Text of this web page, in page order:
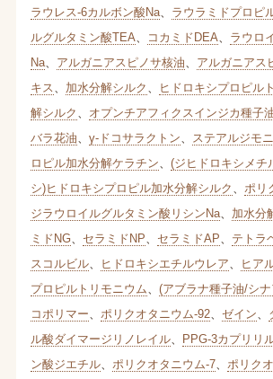
ラウレス-6カルボン酸Na、 ラウラミドプロピ
ルグルタミン酸TEA
コカミドDEA
ラウロ
Na、 アルガニアスピノサ核油
アルガニアス
キス
加水分解シルク
ヒドロキシプロピル
解シルク
オプンチアフィクスインジカ種子
バラ花油
γ-ドコサラクトン
ステアルジモ
ロピル加水分解ケラチン
(ジヒドロキシメチ
シ)ヒドロキシプロピル加水分解シルク
ポリ
ジラウロイルグルタミン酸リシンNa、 加水分
ミドNG、 セラミドNP セラミドAP
テトラ
スコルビル、 ヒドロキシエチルウレア
ヒア
プロピルトリモニウム
(アブラナ種子油/シ
コポリマー
ポリクオタニウム-92、 ゼイン
ル酸ダイマージリノレイル、 PPG-3カプリリ
ン酸ジエチル、 ポリクオタニウム-7、 ポリク